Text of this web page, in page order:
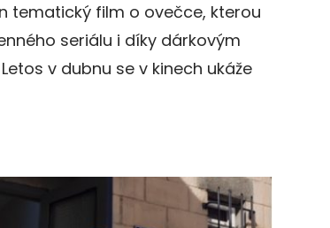
tematický film o ovečce, kterou
seriálu i díky dárkovým
v dubnu se v kinech ukáže